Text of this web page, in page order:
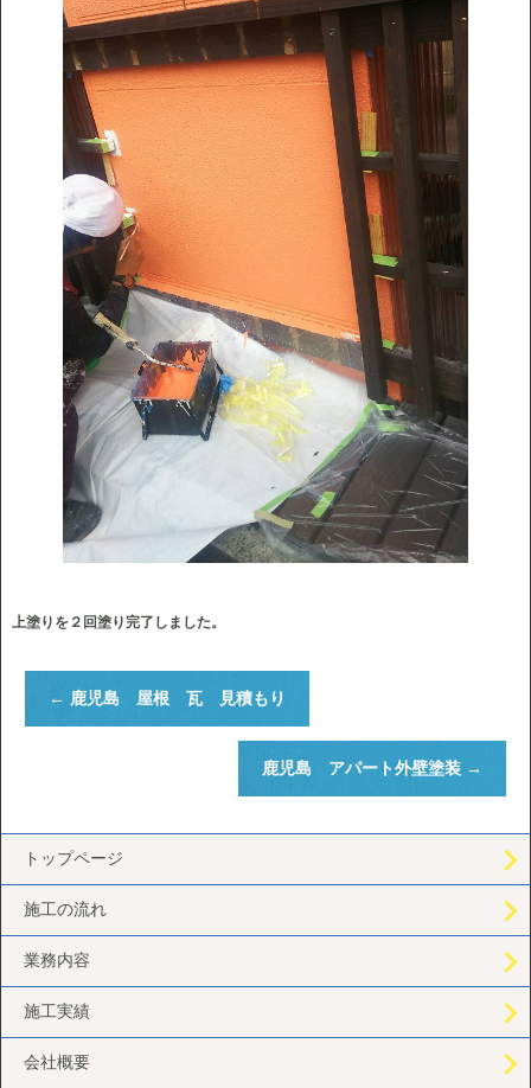
上塗りを２回塗り完了しました。
← 鹿児島 屋根 瓦 見積もり
鹿児島 アパート外壁塗装 →
トップページ
施工の流れ
業務内容
施工実績
会社概要